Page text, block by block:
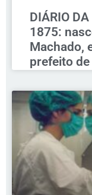
DIÁRIO
1875:
Machado,
prefeito